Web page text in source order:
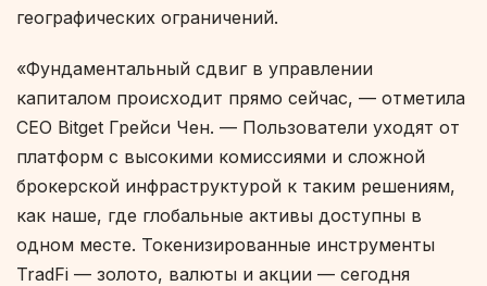
географических ограничений.
«Фундаментальный сдвиг в управлении
капиталом происходит прямо сейчас, — отметила
CEO Bitget Грейси Чен. — Пользователи уходят от
платформ с высокими комиссиями и сложной
брокерской инфраструктурой к таким решениям,
как наше, где глобальные активы доступны в
одном месте. Токенизированные инструменты
TradFi — золото, валюты и акции — сегодня